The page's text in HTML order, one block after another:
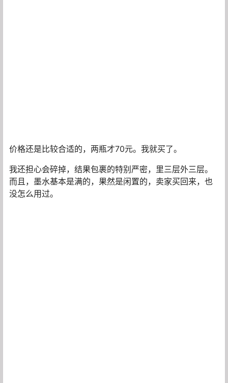
价格还是比较合适的，两瓶才70元。我就买了。
我还担心会碎掉，结果包裹的特别严密，里三层外三层。
而且，墨水基本是满的，果然是闲置的，卖家买回来，也
没怎么用过。